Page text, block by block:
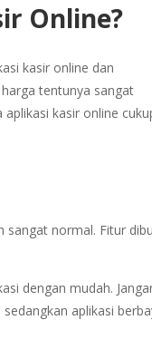
Online?
kasir online dan
tentunya sangat
kasir online
sangat normal. Fitur
dengan mudah.
aplikasi